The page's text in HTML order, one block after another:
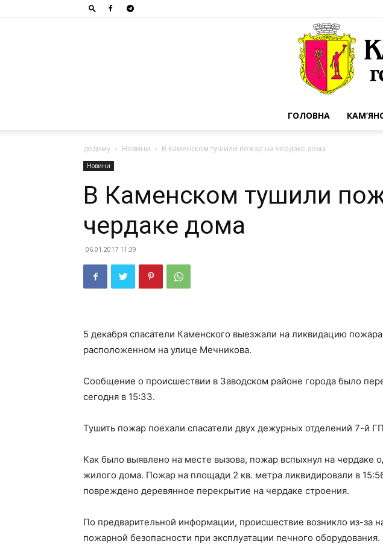
ГОЛОВНА
додому Новини В Каменском тушили пожар на чердаке дома
Новини
В Каменском тушили
чердаке дома
06.01.2017 11:39
5 декабря спасатели Каменского выезжали на ликвидацию
расположенном на улице Мечникова.
Сообщение о происшествии в Заводском районе города было
сегодня в 15:33.
Тушить пожар поехали спасатели двух дежурных отделений 7-й
Как было выявлено на месте вызова, пожар вспыхнул на чердаке
жилого дома. Пожар на площади 2 кв. метра ликвидировали в
повреждено деревянное перекрытие на чердаке строения.
По предварительной информации, происшествие возникло из-за
пожарной безопасности при эксплуатации печного